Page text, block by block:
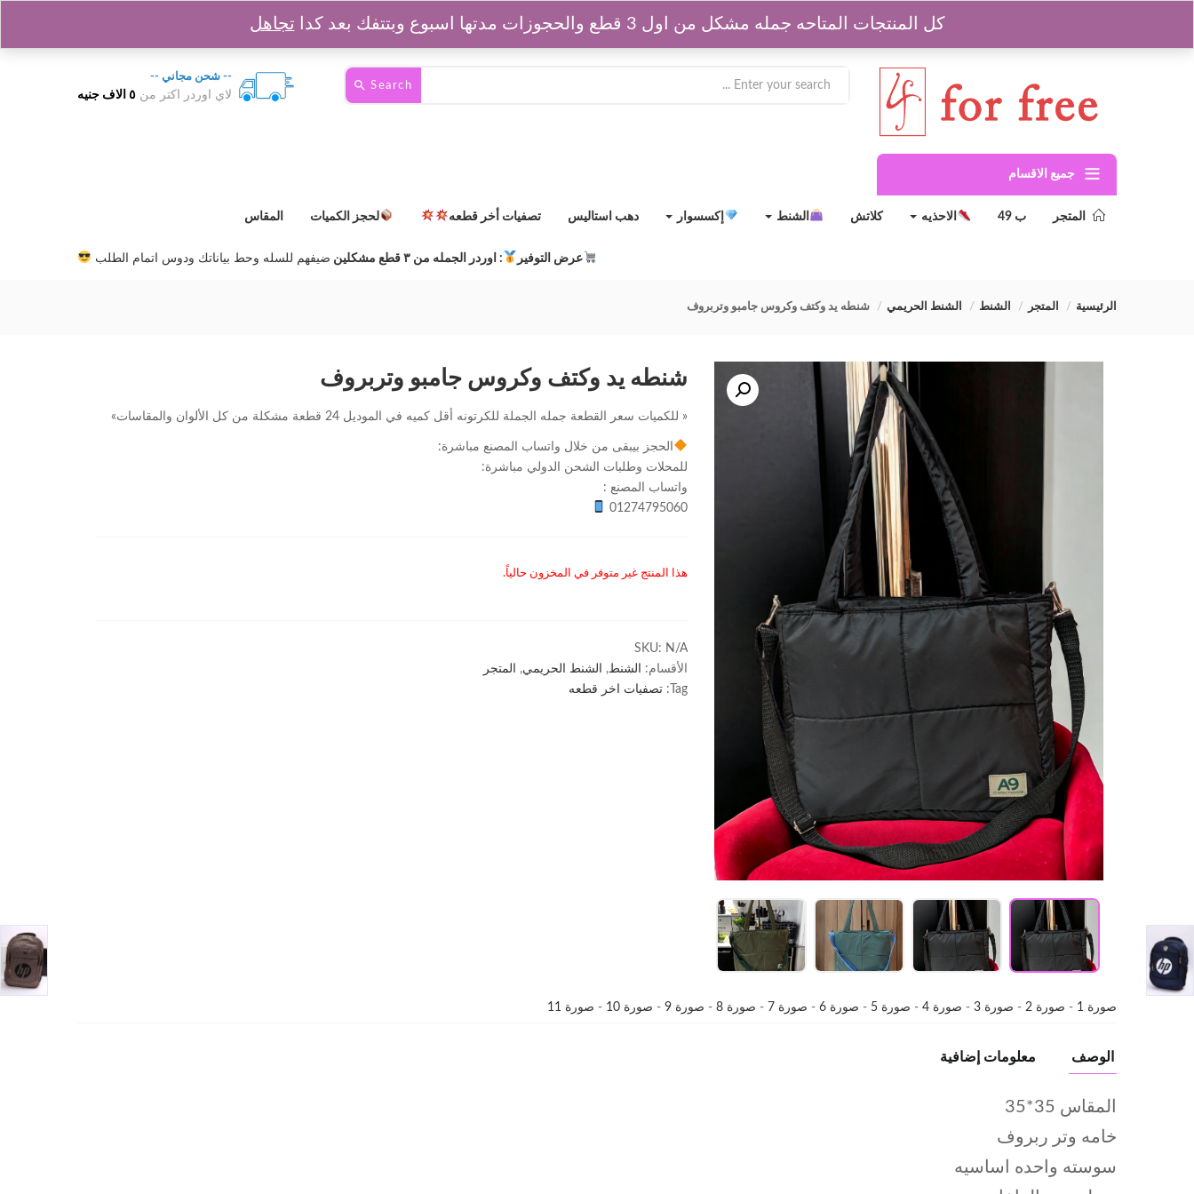
Sign up
Search
-- شحن مجاني --
لاي اوردر اكتر من ٥ الاف جنيه
جميع الاقسام
المتجر ب 49 الاحذيه كلاتش الشنط إكسسوار دهب استاليس تصفيات أخر قطعه لحجز الكميات المقاس
عرض التوفير : اوردر الجمله من ٣ قطع مشكلين ضيفهم للسله وحط بياناتك ودوس اتمام الطلب
الرئيسية المتجر الشنط الشنط الحريمي شنطه يد وكتف وكروس جامبو وتربروف
شنطه يد وكتف وكروس جامبو وتربروف
« للكميات سعر القطعة جمله الجملة للكرتونه أقل كميه في الموديل 24 قطعة مشكلة من كل الألوان والمقاسات»
الحجز بيبقى من خلال واتساب المصنع مباشرة:
للمحلات وطلبات الشحن الدولي مباشرة:
واتساب المصنع :
01274795060
هذا المنتج غير متوفر في المخزون حالياً.
SKU: N/A
الأقسام:
الشنط, الشنط الحريمي,
المتجر
Tag:
تصفيات اخر قطعه
صورة 1 - صورة 2 - صورة 3 - صورة 4 - صورة 5 - صورة 6 - صورة 7 - صورة 8 - صورة 9 - صورة 10 - صورة 11
الوصف معلومات إضافية
المقاس 35*35
خامه وتر ربروف
سوسته واحده اساسيه
كل المنتجات المتاحه جمله مشكل من اول 3 قطع والحجوزات مدتها اسبوع وبتتفك بعد كدا تجاهل